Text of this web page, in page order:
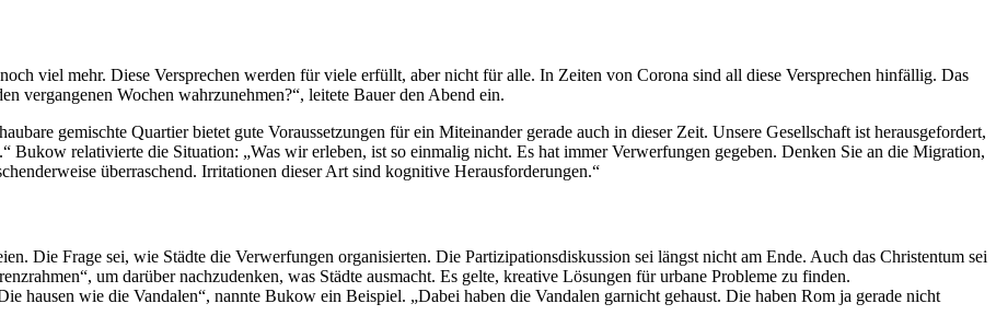
viel mehr. Diese Versprechen werden für viele erfüllt, aber nicht für alle. In Zeiten von Corona sind all diese Versprechen hinfällig. Das
vergangenen Wochen wahrzunehmen?“, leitete Bauer den Abend ein.
gemischte Quartier bietet gute Voraussetzungen für ein Miteinander gerade auch in dieser Zeit. Unsere Gesellschaft ist herausgefordert,
Bukow relativierte die Situation: „Was wir erleben, ist so einmalig nicht. Es hat immer Verwerfungen gegeben. Denken Sie an die Migration,
überraschend. Irritationen dieser Art sind kognitive Herausforderungen.“
Die Frage sei, wie Städte die Verwerfungen organisierten. Die Partizipationsdiskussion sei längst nicht am Ende. Auch das Christentum sei
um darüber nachzudenken, was Städte ausmacht. Es gelte, kreative Lösungen für urbane Probleme zu finden.
hausen wie die Vandalen“, nannte Bukow ein Beispiel. „Dabei haben die Vandalen garnicht gehaust. Die haben Rom ja gerade nicht